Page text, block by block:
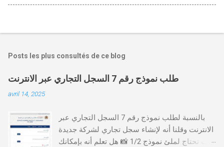
Posts les plus consultés de ce blog
طلب نموذج رقم 7 السجل التجاري عبر الانترنت
avril 14, 2025
بالنسبة لطلب نموذج رقم 7 السجل التجاري عبر
الانترنت وقلنا أنه لإنشاء سجل تجاري لشركة جديدة
أنت تحتاج لملئ نموذج 1/2 📸 هل تعلم أنه بإمكانك